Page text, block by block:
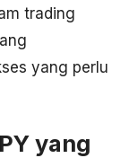
trading
yang perlu
yang